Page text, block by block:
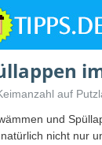
auf
und
nicht nur